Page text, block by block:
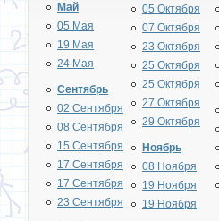
Май
05 Мая
19 Мая
24 Мая
Сентябрь
02 Сентября
08 Сентября
15 Сентября
17 Сентября
17 Сентября
23 Сентября
05 Октября
07 Октября
23 Октября
25 Октября
25 Октября
27 Октября
29 Октября
Ноябрь
08 Ноября
19 Ноября
19 Ноября